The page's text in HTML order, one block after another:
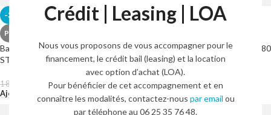
Crédit | Leasing | LOA
Nous vous proposons de vous accompagner pour le
financement, le crédit bail (leasing) et la location
avec option d’achat (LOA).
Pour bénéficier de cet accompagnement et en
connaître les modalités, contactez-nous par email ou
par téléphone au 06 25 35 76 48.
-34%
PRIX DIRECT USINE
Bac de stockage de glace 130 kg –
ST 150
1 838,00 1 218,00€ HT.
Ajouter Au Panier
-30%
Bac de stockage de glace LIFO 180
kg – BH 180
1 943,00€ 1 365,00€ HT.